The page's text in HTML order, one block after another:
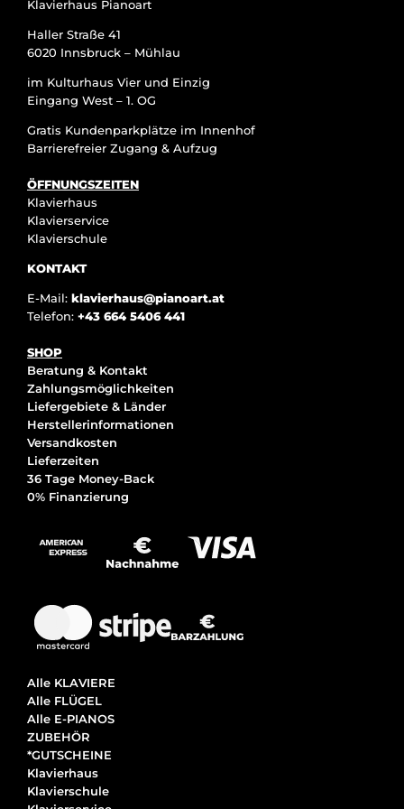
Klavierhaus Pianoart
Haller Straße 41
6020 Innsbruck – Mühlau
im Kulturhaus Vier und Einzig
Eingang West – 1. OG
Gratis Kundenparkplätze im Innenhof
Barrierefreier Zugang & Aufzug
ÖFFNUNGSZEITEN
Klavierhaus
Klavierservice
Klavierschule
KONTAKT
E-Mail: klavierhaus@pianoart.at
Telefon: +43 664 5406 441
SHOP
Beratung & Kontakt
Zahlungsmöglichkeiten
Liefergebiete & Länder
Herstellerinformationen
Versandkosten
Lieferzeiten
36 Tage Money-Back
0% Finanzierung
Alle KLAVIERE
Alle FLÜGEL
Alle E-PIANOS
ZUBEHÖR
*GUTSCHEINE
Klavierhaus
Klavierschule